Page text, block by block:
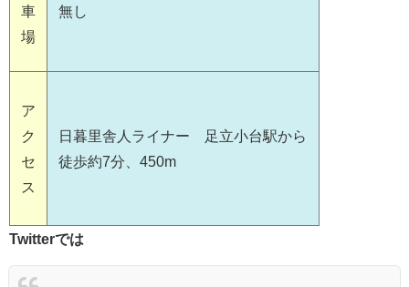
車
場
無し
ア
ク
セ
ス
日暮里舎人ライナー 足立小台駅から
徒歩約7分、450m
Twitterでは